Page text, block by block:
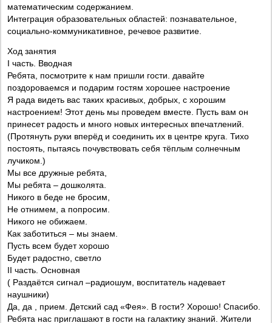
математическим содержанием.
Интеграция образовательных областей: познавательное,
социально-коммуникативное, речевое развитие.
Ход занятия
I часть. Вводная
Ребята, посмотрите к нам пришли гости. давайте
поздороваемся и подарим гостям хорошее настроение
Я рада видеть вас таких красивых, добрых, с хорошим
настроением! Этот день мы проведем вместе. Пусть вам он
принесет радость и много новых интересных впечатлений.
(Протянуть руки вперёд и соединить их в центре круга. Тихо
постоять, пытаясь почувствовать себя тёплым солнечным
лучиком.)
Мы все дружные ребята,
Мы ребята – дошколята.
Никого в беде не бросим,
Не отнимем, а попросим.
Никого не обижаем.
Как заботиться – мы знаем.
Пусть всем будет хорошо
Будет радостно, светло
II часть. Основная
( Раздаётся сигнал –радиошум, воспитатель надевает
наушники)
Да, да , прием. Детский сад «Фея». В гости? Хорошо! Спасибо.
Ребята нас приглашают в гости на галактику знаний. Жители